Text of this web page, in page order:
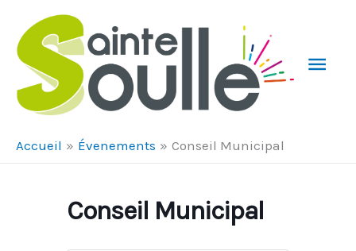
Accueil Évenements Conseil Municipal
Conseil Municipal